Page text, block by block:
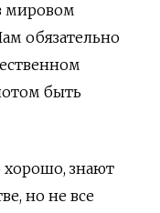
мировом
обязательно
быть
хорошо,‌ знают
но не все